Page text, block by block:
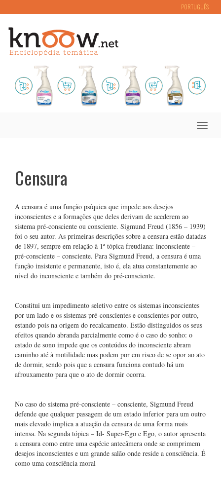
PORTUGUÊS
Toggle
Censura
A censura é uma função psíquica que impede aos desejos
inconscientes e a formações que deles derivam de acederem ao
sistema pré-consciente ou consciente. Sigmund Freud (1856 – 1939)
foi o seu autor. As primeiras descrições sobre a censura estão datadas
de 1897, sempre em relação à 1ª tópica freudiana: inconsciente –
pré-consciente – consciente. Para Sigmund Freud, a censura é uma
função insistente e permanente, isto é, ela atua constantemente ao
nível do inconsciente e também do pré-consciente.
Constitui um impedimento seletivo entre os sistemas inconscientes
por um lado e os sistemas pré-conscientes e conscientes por outro,
estando pois na origem do recalcamento. Estão distinguidos os seus
efeitos quando abranda parcialmente como é o caso do sonho: o
estado de sono impede que os conteúdos do inconsciente abram
caminho até à motilidade mas podem por em risco de se opor ao ato
de dormir, sendo pois que a censura funciona contudo há um
afrouxamento para que o ato de dormir ocorra.
No caso do sistema pré-consciente – consciente, Sigmund Freud
defende que qualquer passagem de um estado inferior para um outro
mais elevado implica a atuação da censura de uma forma mais
intensa. Na segunda tópica – Id- Super-Ego e Ego, o autor apresenta
a censura como entre uma espécie antecâmera onde se comprimem
desejos inconscientes e um grande salão onde reside a consciência. É
como uma consciência moral